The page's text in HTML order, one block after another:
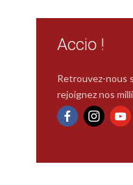
Accio !
Retrouvez-nous
rejoignez nos